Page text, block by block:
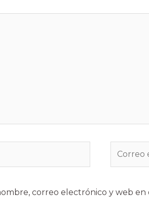
correo electrónico y web